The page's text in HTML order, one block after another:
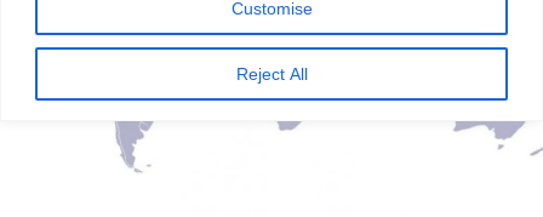
Customise
Reject All